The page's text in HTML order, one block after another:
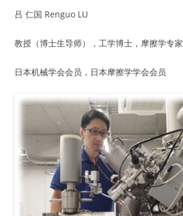
吕 仁国 Renguo LU
教授（博士生导师），工学博士，摩擦学专家
日本机械学会会员，日本摩擦学学会会员